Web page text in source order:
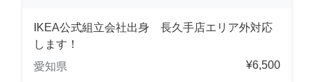
IKEA公式組立会社出身 長久手店エリア外対応
します！
愛知県
¥6,500